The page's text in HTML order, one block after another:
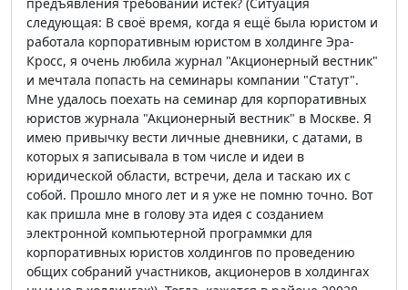
следующая: В своё время, когда я ещё была юристом и
работала корпоративным юристом в холдинге Эра-
Кросс, я очень любила журнал "Акционерный вестник"
и мечтала попасть на семинары компании "Статут".
Мне удалось поехать на семинар для корпоративных
юристов журнала "Акционерный вестник" в Москве. Я
имею привычку вести личные дневники, с датами, в
которых я записывала в том числе и идеи в
юридической области, встречи, дела и таскаю их с
собой. Прошло много лет и я уже не помню точно. Вот
как пришла мне в голову эта идея с созданием
электронной компьютерной программки для
корпоративных юристов холдингов по проведению
общих собраний участников, акционеров в холдингах